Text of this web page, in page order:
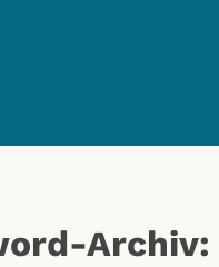
Archiv: